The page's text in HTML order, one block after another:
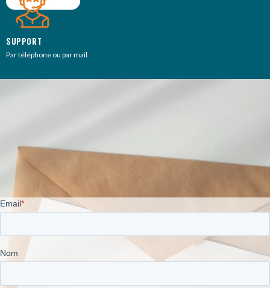
SUPPORT
Par téléphone ou par mail